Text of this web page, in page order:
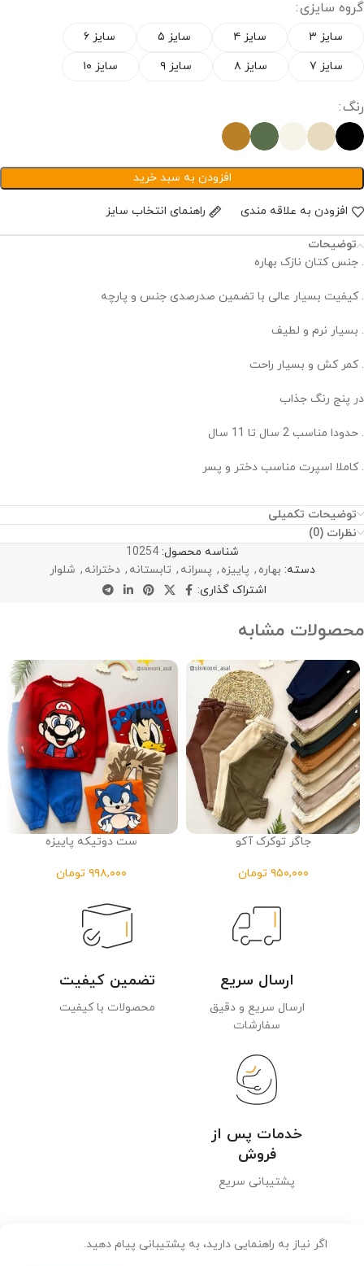
گروه سایزی
سایز ۳ سایز ۴ سایز ۵
سایز ۶
سایز ۷
سایز ۸ سایز ۹ سایز ۱۰
رنگ
افزودن به سبد خرید
افزودن به علاقه مندی راهنمای انتخاب سایز
توضیحات
. جنس کتان نازک بهاره
. کیفیت بسیار عالی با تضمین صدرصدی جنس و پارچه
. بسیار نرم و لطیف
. کمر کش و بسیار راحت
در پنج رنگ جذاب
. حدودا مناسب 2 سال تا 11 سال
. کاملا اسپرت مناسب دختر و پسر
توضیحات تکمیلی
نظرات (0)
شناسه محصول:10254
دسته: بهاره , پاییزه , پسرانه , تابستانه , دخترانه , شلوار
اشتراک گذاری:
محصولات مشابه
جاگر توکرک آکو
تومان
ست دوتیکه پاییزه
تومان
ارسال سریع
ارسال سریع و دقیق
سفارشات
تضمین کیفیت
محصولات با کیفیت
خدمات پس از
فروش
پشتیبانی سریع
اگر نیاز به راهنمایی دارید، به پشتیبانی پیام دهید.